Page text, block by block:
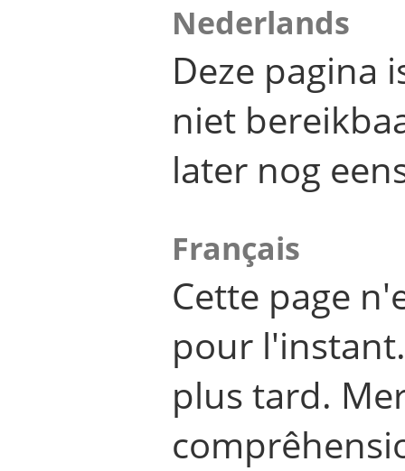
Nederlands
Deze pagina
niet
later nog
Français
Cette page
pour
plus tard.